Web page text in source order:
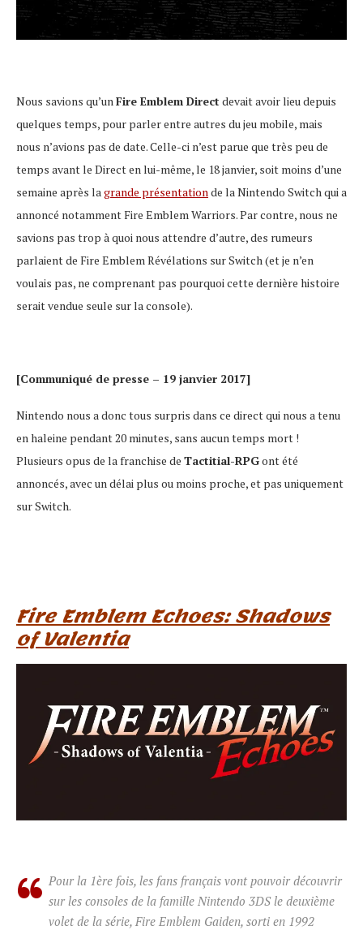
Nous savions qu’unFire Emblem Direct devait avoir lieu depuis
quelques temps, pour parler entre autres du jeu mobile, mais
nous n’avions pas de date. Celle-ci n’est parue que très peu de
temps avant le Direct en lui-même, le 18 janvier, soit moins d’une
semaine après lagrande présentationde la Nintendo Switch qui a
annoncé notamment Fire Emblem Warriors. Par contre, nous ne
savions pas trop à quoi nous attendre d’autre, des rumeurs
parlaient de Fire Emblem Révélations sur Switch (et je n’en
voulais pas, ne comprenant pas pourquoi cette dernière histoire
serait vendue seule sur la console).
[Communiqué de presse – 19 janvier 2017]
Nintendo nous a donc tous surpris dans ce direct qui nous a tenu
en haleine pendant 20 minutes, sans aucun temps mort !
Plusieurs opus de la franchise de Tactitial-RPGont été
annoncés, avec un délai plus ou moins proche, et pas uniquement
sur Switch.
Fire Emblem Echoes: Shadows
of Valentia
Pour la 1ère fois, les fans français vont pouvoir découvrir
sur les consoles de la famille Nintendo 3DS le deuxième
volet de la série, Fire Emblem Gaiden, sorti en 1992